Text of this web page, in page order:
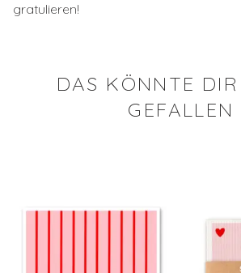
gratulieren!
DAS KÖNNTE
GEFALLEN